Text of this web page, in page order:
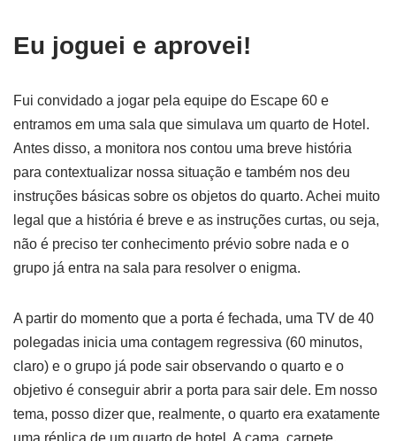
Eu joguei e aprovei!
Fui convidado a jogar pela equipe do Escape 60 e
entramos em uma sala que simulava um quarto de Hotel.
Antes disso, a monitora nos contou uma breve história
para contextualizar nossa situação e também nos deu
instruções básicas sobre os objetos do quarto. Achei muito
legal que a história é breve e as instruções curtas, ou seja,
não é preciso ter conhecimento prévio sobre nada e o
grupo já entra na sala para resolver o enigma.
A partir do momento que a porta é fechada, uma TV de 40
polegadas inicia uma contagem regressiva (60 minutos,
claro) e o grupo já pode sair observando o quarto e o
objetivo é conseguir abrir a porta para sair dele. Em nosso
tema, posso dizer que, realmente, o quarto era exatamente
uma réplica de um quarto de hotel. A cama, carpete,